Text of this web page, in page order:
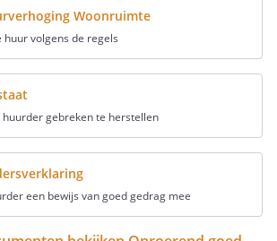
kosten van alle
de veroorzaker hiervan niet
je:
Woonruimte
huur volgens de regels
huurder gebreken te herstellen
een bewijs van goed gedrag mee